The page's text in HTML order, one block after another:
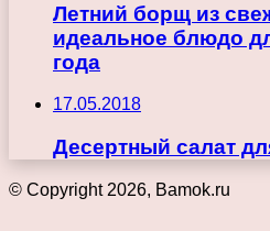
Летний борщ из
идеальное блюдо
года
17.05.2018
Десертный салат
© Copyright 2026, Bamok.ru